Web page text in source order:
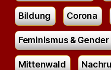
Bildung Corona
Feminismus & Gender
Mittenwald